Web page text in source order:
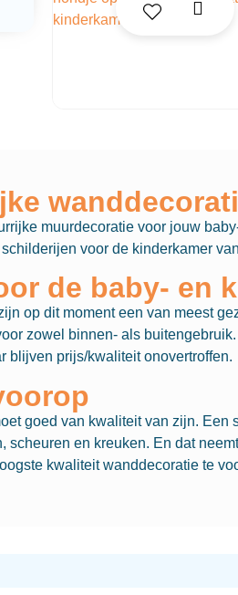
muurdecoratie voor jouw
voor de kinderkamer
de baby- en
op dit moment een van meest
zowel binnen- als
blijven prijs/kwaliteit onovertroffen.
goed van kwaliteit van zijn.
scheuren en kreuken. En dat
kwaliteit wanddecoratie te